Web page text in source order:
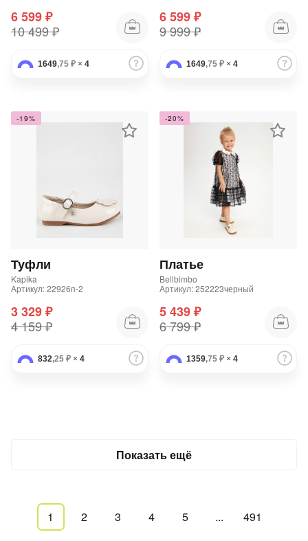
6 599 ₽
10 499 ₽
1649,75 ₽ × 4
6 599 ₽
9 999 ₽
1649,75 ₽ × 4
-19%
Туфли
Kapika
Артикул: 22926п-2
3 329 ₽
4 159 ₽
832,25 ₽ × 4
-20%
Платье
Bellbimbo
Артикул: 252223черный
5 439 ₽
6 799 ₽
1359,75 ₽ × 4
Показать ещё
1 2 3 4 5 ... 491